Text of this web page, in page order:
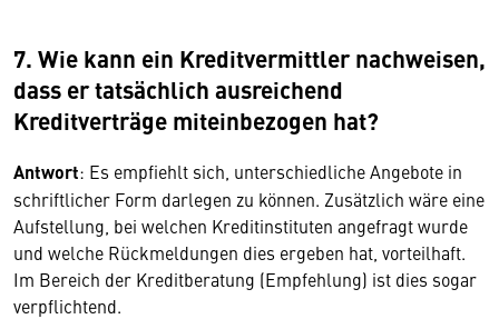
7. Wie kann ein Kreditvermittler nachweisen,
dass er tatsächlich ausreichend
Kreditverträge miteinbezogen hat?
Antwort: Es empfiehlt sich, unterschiedliche Angebote in
schriftlicher Form darlegen zu können. Zusätzlich wäre eine
Aufstellung, bei welchen Kreditinstituten angefragt wurde
und welche Rückmeldungen dies ergeben hat, vorteilhaft.
Im Bereich der Kreditberatung (Empfehlung) ist dies sogar
verpflichtend.